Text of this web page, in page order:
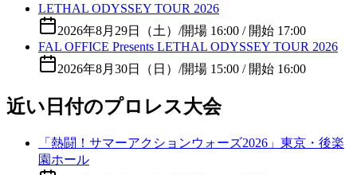
LETHAL ODYSSEY TOUR 2026
2026年8月29日（土） /開場 16:00 / 開始 17:00
FAL OFFICE Presents LETHAL ODYSSEY TOUR 2026
2026年8月30日（日） /開場 15:00 / 開始 16:00
近い日付のプロレス大会
「熱闘！サマーアクションウォーズ2026」東京・後楽
園ホール